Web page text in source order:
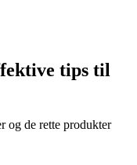
tips til
og de rette produkter